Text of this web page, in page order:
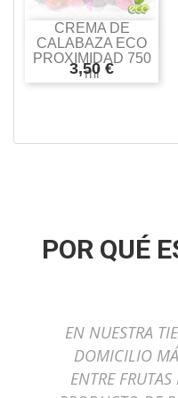
CREMA DE
CALABAZA ECO
PROXIMIDAD 750
ml
3,50 €
Añadir a
la cesta
Más
información
POR QUÉ
EN NUESTRA
DOMICILIO
ENTRE